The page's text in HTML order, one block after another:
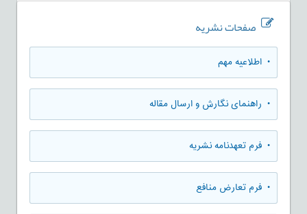
صفحات نشریه
• اطلاعیه مهم
• راهنمای نگارش و ارسال مقاله
• فرم تعهدنامه نشریه
• فرم تعارض منافع